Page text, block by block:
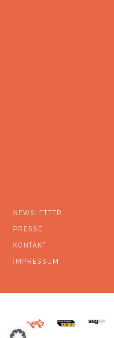
NEWSLETTER
PRESSE
KONTAKT
IMPRESSUM